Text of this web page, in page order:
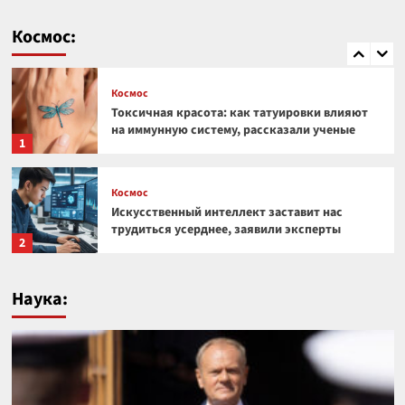
Космос:
5
1
Космос
Токсичная красота: как татуировки влияют
на иммунную систему, рассказали ученые
2
Космос
Искусственный интеллект заставит нас
трудиться усерднее, заявили эксперты
3
странную прямоугольную структуру
Наука: